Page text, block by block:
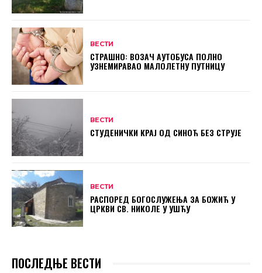
ВЕСТИ
СТРАШНО: ВОЗАЧ АУТОБУСА ПОЛНО
УЗНЕМИРАВАО МАЛОЛЕТНУ ПУТНИЦУ
ВЕСТИ
СТУДЕНИЧКИ КРАЈ ОД СИНОЋ БЕЗ СТРУЈЕ
ВЕСТИ
РАСПОРЕД БОГОСЛУЖЕЊА ЗА БОЖИЋ У
ЦРКВИ СВ. НИКОЛЕ У УШЋУ
ПОСЛЕДЊЕ ВЕСТИ